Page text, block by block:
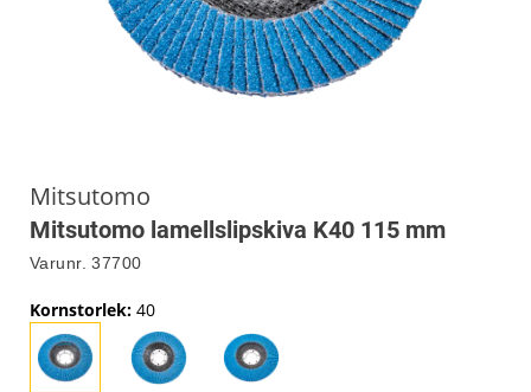
Mitsutomo
Mitsutomo lamellslipskiva K40 115 mm
Varunr. 37700
Kornstorlek: 40